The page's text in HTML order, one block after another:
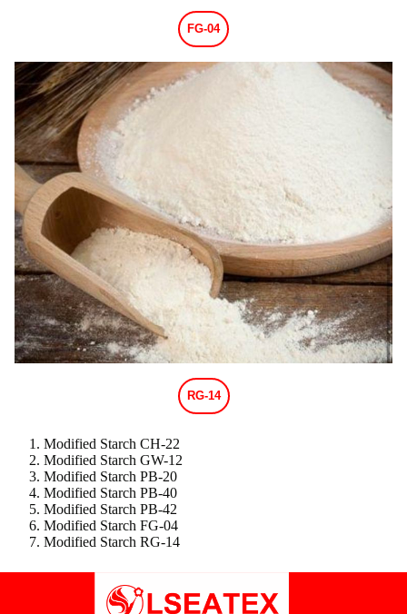
FG-04
RG-14
Modified Starch CH-22
Modified Starch GW-12
Modified Starch PB-20
Modified Starch PB-40
Modified Starch PB-42
Modified Starch FG-04
Modified Starch RG-14